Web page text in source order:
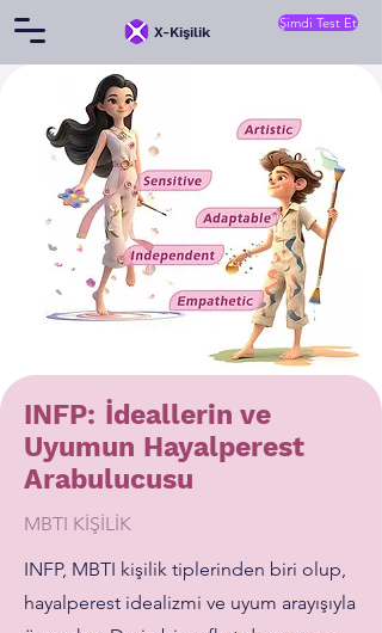
X-Kişilik
Şimdi Test Et
INFP: İdeallerin ve
Uyumun Hayalperest
Arabulucusu
MBTI KİŞİLİK
INFP, MBTI kişilik tiplerinden biri olup,
hayalperest idealizmi ve uyum arayışıyla